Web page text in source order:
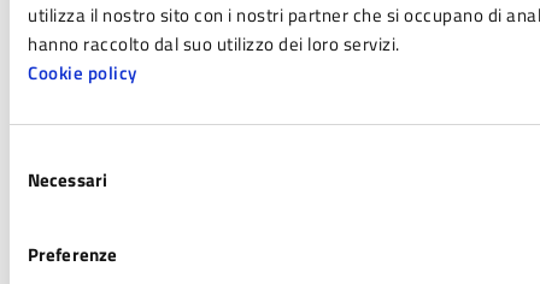
utilizza il nostro sito con i nostri partner che si occupano di
hanno raccolto dal suo utilizzo dei loro servizi.
Cookie policy
delNecessari
Preferenze